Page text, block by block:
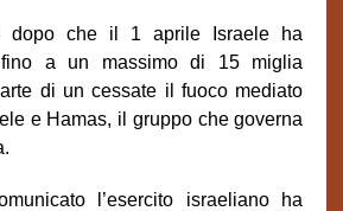
dopo che il 1 aprile Israele ha
a un massimo di 15 miglia
di un cessate il fuoco mediato
e Hamas, il gruppo che governa
l’esercito israeliano ha